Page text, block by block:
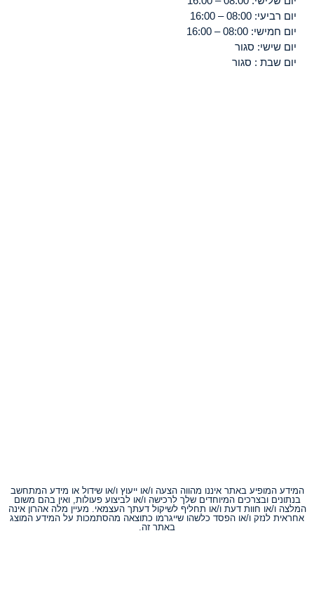
יום רביעי: 08:00 – 16:00
יום חמישי: 08:00 – 16:00
יום שישי: סגור
יום שבת : סגור
המידע המופיע באתר איננו מהווה הצעה ו/או ייעוץ ו/או שידול או מידע המתחשב
בנתונים ובצרכים המיוחדים שלך לרכישה ו/או לביצוע פעולות, ואין בהם משום
המלצה ו/או חוות דעת ו/או תחליף לשיקול דעתך העצמאי. מעיין מלה אהרון אינה
אחראית לנזק ו/או הפסד כלשהו שייגרמו כתוצאה מהסתמכות על המידע המוצג
באתר זה.